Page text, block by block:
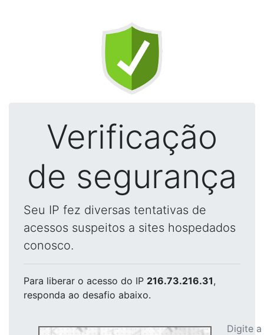
Verificação
de segurança
Seu IP fez diversas tentativas de
acessos suspeitos a sites hospedados
conosco.
Para liberar o acesso do IP 216.73.216.31,
responda ao desafio abaixo.
Digite